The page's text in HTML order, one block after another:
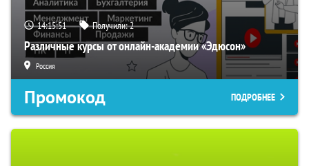
14:15:50 Получили:2
Различные курсы от онлайн-академии «Эдюсон»
Россия
Промокод ПОДРОБНЕЕ